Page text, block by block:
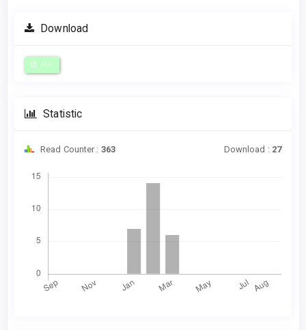
Download
PDF
Statistic
Read Counter : 363 Download : 27